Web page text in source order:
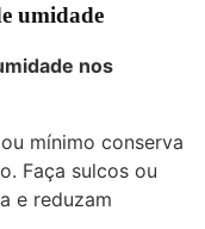
umidade
nos
mínimo conserva
Faça sulcos ou
e reduzam